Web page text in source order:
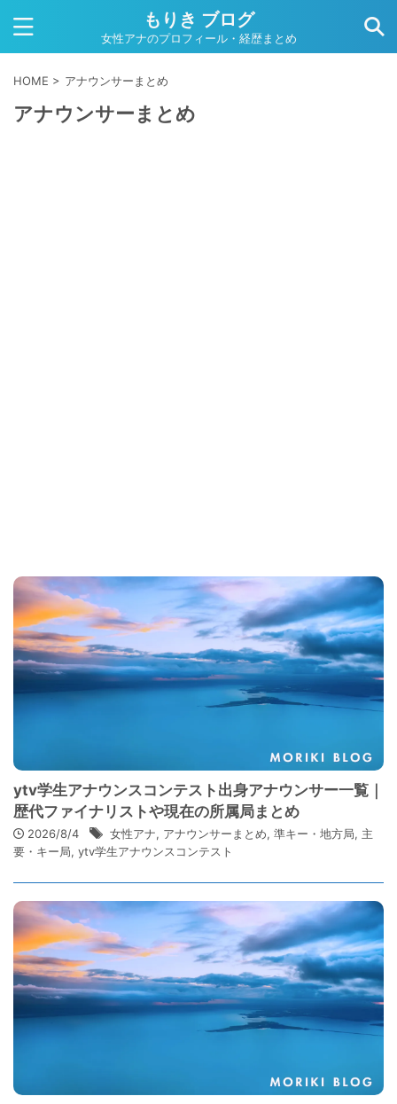
もりき ブログ
女性アナのプロフィール・経歴まとめ
HOME > アナウンサーまとめ
アナウンサーまとめ
ytv学生アナウンスコンテスト出身アナウンサー一覧｜
歴代ファイナリストや現在の所属局まとめ
2026/8/4 女性アナ, アナウンサーまとめ, 準キー・地方局, 主
要・キー局, ytv学生アナウンスコンテスト